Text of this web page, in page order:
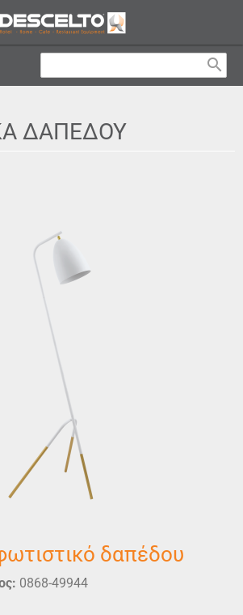
search
ΔΑΠΕΔΟΥ
δαπέδου
0868-49944